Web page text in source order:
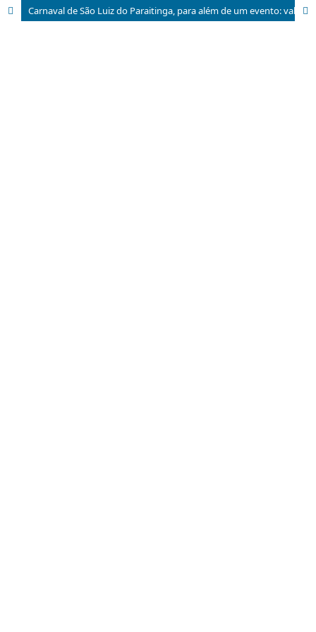
Carnaval de São Luiz do Paraitinga, para além de um evento: valores culturais na identidade da comunidade luizense